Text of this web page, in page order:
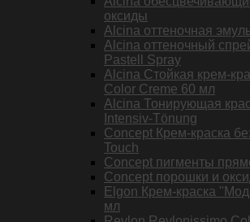
оксиды
Alcina оттеночная
Alcina оттеночный
Pastell Spray
Alcina Стойкая крем-
Color Creme 60 мл
Alcina Тонирующая
Intensiv-Tönung
Concept Крем-краска
Touch
Concept пигменты
Concept порошки и
Elgon Крем-краска
мл